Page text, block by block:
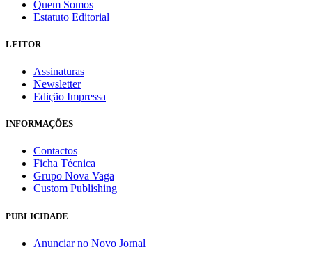
Quem Somos
Estatuto Editorial
LEITOR
Assinaturas
Newsletter
Edição Impressa
INFORMAÇÕES
Contactos
Ficha Técnica
Grupo Nova Vaga
Custom Publishing
PUBLICIDADE
Anunciar no Novo Jornal